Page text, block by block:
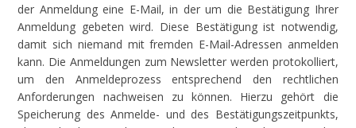
der Anmeldung eine E-Mail, in der um die Bestätigung Ihrer
Anmeldung gebeten wird. Diese Bestätigung ist notwendig,
damit sich niemand mit fremden E-Mail-Adressen anmelden
kann. Die Anmeldungen zum Newsletter werden protokolliert,
um den Anmeldeprozess entsprechend den rechtlichen
Anforderungen nachweisen zu können. Hierzu gehört die
Speicherung des Anmelde- und des Bestätigungszeitpunkts,